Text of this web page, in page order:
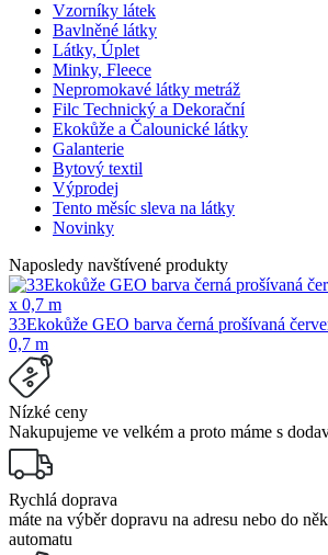
Vzorníky látek
Bavlněné látky
Látky, Úplet
Minky, Fleece
Nepromokavé látky metráž
Filc Technický a Dekorační
Ekokůže a Čalounické látky
Galanterie
Bytový textil
Výprodej
Tento měsíc sleva na látky
Novinky
Naposledy navštívené produkty
33Ekokůže GEO barva černá prošívaná
0,7 m
Nízké ceny
Nakupujeme ve velkém a proto máme s
Rychlá doprava
máte na výběr dopravu na adresu nebo do
automatu